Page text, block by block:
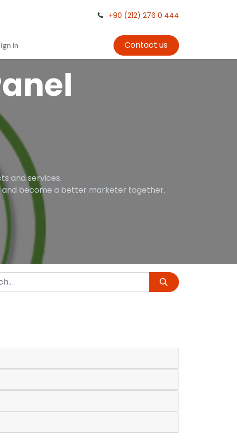
+90 (212) 276 0 444
in Contact us
and services.
and become a better marketer together.